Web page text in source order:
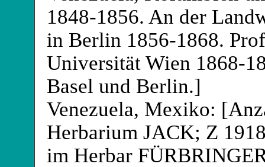
1848-1856. An der
in Berlin 1856-1868.
Universität Wien 1868-
Basel und Berlin.]
Venezuela, Mexiko:
Herbarium JACK; Z
im Herbar